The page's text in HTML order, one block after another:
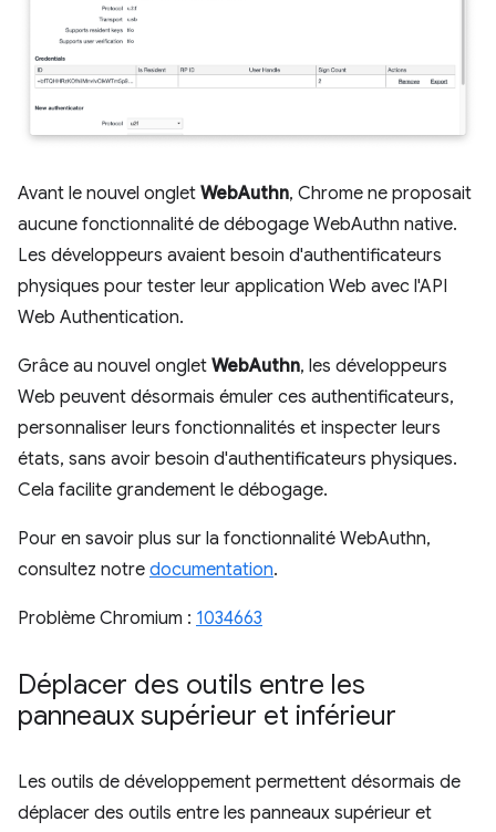
Avant le nouvel onglet WebAuthn, Chrome ne proposait
aucune fonctionnalité de débogage WebAuthn native.
Les développeurs avaient besoin d'authentificateurs
physiques pour tester leur application Web avec l'API
Web Authentication.
Grâce au nouvel onglet WebAuthn, les développeurs
Web peuvent désormais émuler ces authentificateurs,
personnaliser leurs fonctionnalités et inspecter leurs
états, sans avoir besoin d'authentificateurs physiques.
Cela facilite grandement le débogage.
Pour en savoir plus sur la fonctionnalité WebAuthn,
consultez notre documentation.
Problème Chromium : 1034663
Déplacer des outils entre les
panneaux supérieur et inférieur
Les outils de développement permettent désormais de
déplacer des outils entre les panneaux supérieur et